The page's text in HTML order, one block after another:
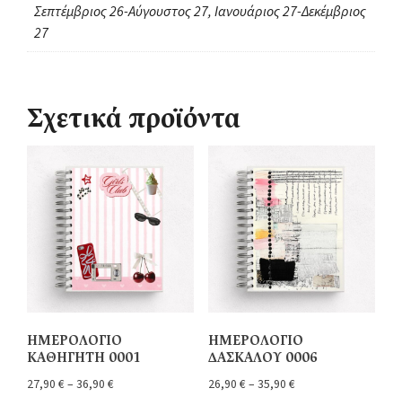
Σεπτέμβριος 26-Αύγουστος 27, Ιανουάριος 27-Δεκέμβριος
27
Σχετικά προϊόντα
ΗΜΕΡΟΛΟΓΙΟ
ΚΑΘΗΓΗΤΗ 0001
27,90 € – 36,90 €
ΗΜΕΡΟΛΟΓΙΟ
ΔΑΣΚΑΛΟΥ 0006
26,90 € – 35,90 €